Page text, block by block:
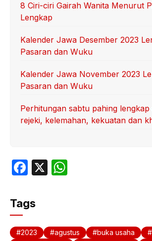
8 Ciri-ciri Gairah Wanita Menurut
Lengkap
Kalender Jawa Desember 2023
Pasaran dan Wuku
Kalender Jawa November 2023
Pasaran dan Wuku
Perhitungan sabtu pahing lengkap
rejeki, kelemahan, kekuatan dan
F
c
e
b
X
A
Tags
2023 agustus buka usaha